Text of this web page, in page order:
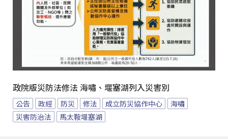
政院版災防法修法 海嘯、堰塞湖列入災害別
公告 政經 防災 修法 成立防災協作中心
海嘯
災害防治法
馬太鞍堰塞湖